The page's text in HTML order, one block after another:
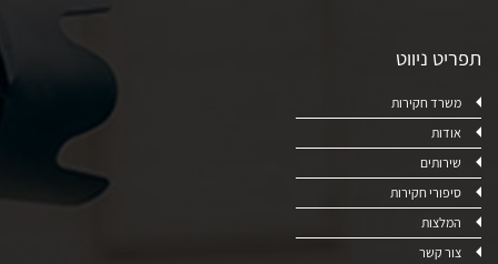
תפריט ניווט
משרד חקירות
אודות
שירותים
סיפורי חקירות
המלצות
צור קשר